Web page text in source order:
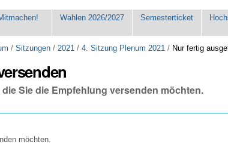
Wahlen 2026/2027 Semesterticket
/Sitzungen /2021 /4. Sitzung Plenum 2021 / Nur fertig
Sie die Empfehlung versenden möchten.
möchten.